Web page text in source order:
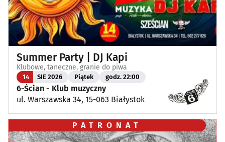
Summer Party | DJ Kapi
Klubowe, taneczne, granie do piwa
14 SIE 2026 Piątek godz. 22:00
6-Ścian - Klub muzyczny
ul. Warszawska 34, 15-063 Białystok
PATRONAT